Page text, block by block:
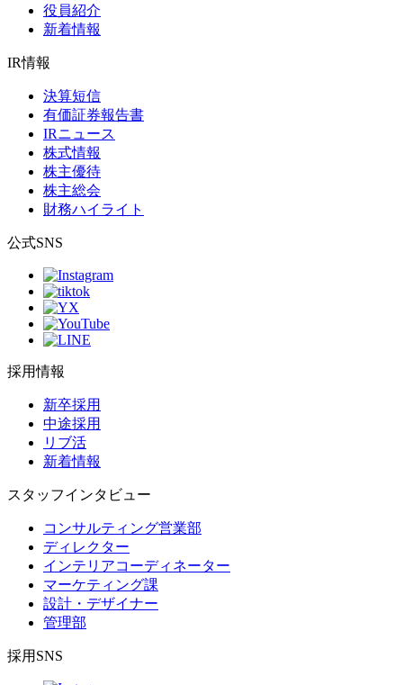
役員紹介
新着情報
IR情報
決算短信
有価証券報告書
IRニュース
株式情報
株主優待
株主総会
財務ハイライト
公式SNS
採用情報
新卒採用
中途採用
リブ活
新着情報
スタッフインタビュー
コンサルティング営業部
ディレクター
インテリアコーディネーター
マーケティング課
設計・デザイナー
管理部
採用SNS